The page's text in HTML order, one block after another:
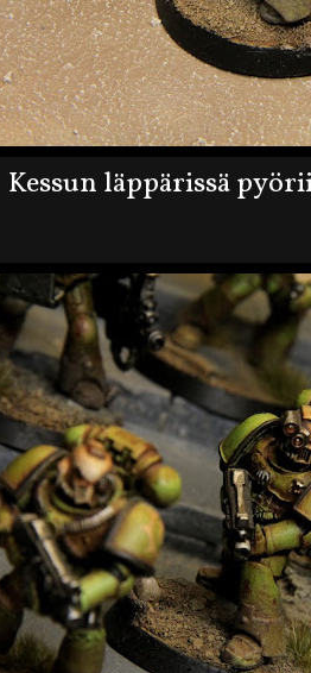
Kessun läppärissä